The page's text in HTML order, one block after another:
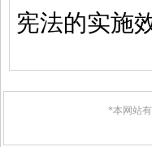
宪法的实施
*本网站